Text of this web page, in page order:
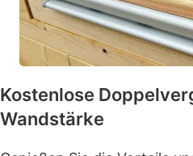
Kostenlose
Wandstärke